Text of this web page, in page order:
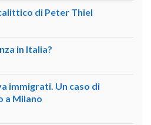
di Peter Thiel
in Italia?
immigrati. Un caso di
a Milano